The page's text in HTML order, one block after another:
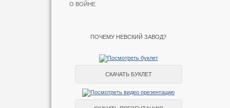
О ВОЙНЕ
ПОЧЕМУ НЕВСКИЙ ЗАВОД?
СКАЧАТЬ БУКЛЕТ